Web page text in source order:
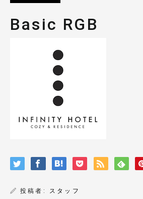
Basic RGB
投稿者: スタッフ